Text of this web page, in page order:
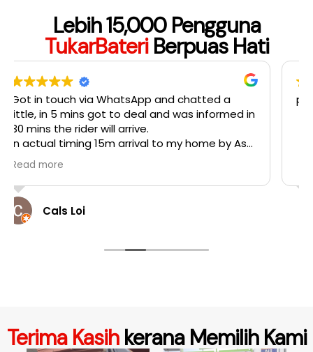
Lebih 15,000 Pengguna
TukarBateriBerpuas Hati
provide outcall service
Hasmawi Yahaya
Terima Kasihkerana Memilih Kami